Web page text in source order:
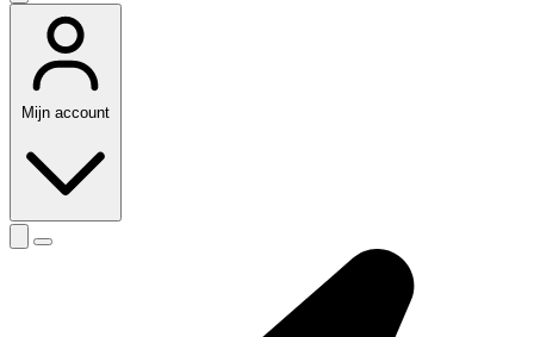
Mijn account